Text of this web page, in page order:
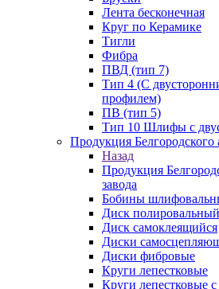
Лента бесконечная
Круг по Керамике
Тигли
Фибра
ПВД (тип 7)
Тип 4 (С
профилем)
ПВ (тип 5)
Тип 10 Шлифы с
Продукция Белгородского
Назад
Продукция
завода
Бобины
Диск
Диск самоклеящийся
Диски
Диски фибровые
Круги лепестковые
Круги лепестковые